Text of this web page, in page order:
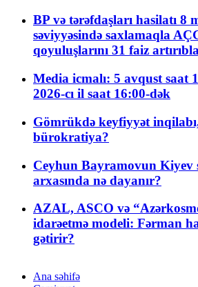
BP və tərəfdaşları hasilatı 8
səviyyəsində saxlamaqla
qoyuluşlarını 31 faiz
Media icmalı: 5 avqust saat
2026-cı il saat 16:00-dək
Gömrükdə keyfiyyət
bürokratiya?
Ceyhun Bayramovun Kiyev
arxasında nə dayanır?
AZAL, ASCO və
idarəetmə modeli: Fərman
gətirir?
Ana səhifə